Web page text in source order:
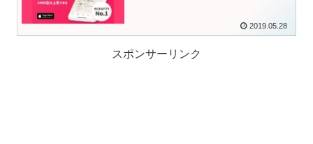
2019.05.28
スポンサーリンク